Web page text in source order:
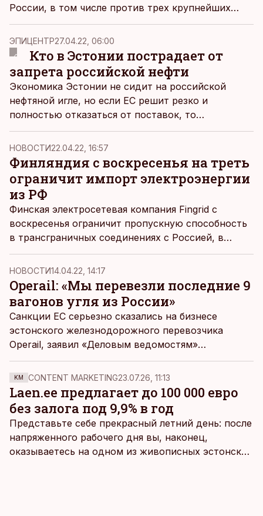
России, в том числе против трех крупнейших
российских государственных телеканалов,
передает ABC News.
ЭПИЦЕНТР27.04.22, 06:00
Кто в Эстонии пострадает от
запрета российской нефти
Экономика Эстонии не сидит на российской
нефтяной игле, но если ЕС решит резко и
полностью отказаться от поставок, то
пострадавшие будут.
НОВОСТИ22.04.22, 16:57
Финляндия с воскресенья на треть
ограничит импорт электроэнергии
из РФ
Финская электросетевая компания Fingrid с
воскресенья ограничит пропускную способность
в трансграничных соединениях с Россией, в
результате чего импортная мощность снизится с
1300 МВт до 900 МВт, говорится в сообщении
компании.
НОВОСТИ14.04.22, 14:17
Operail: «Мы перевезли последние 9
вагонов угля из России»
Санкции ЕС серьезно сказались на бизнесе
эстонского железнодорожного перевозчика
Operail, заявил «Деловым ведомостям»
председатель правления AS Operail Рауль
Тоомсалу.
KM CONTENT MARKETING23.07.26, 11:13
Laen.ee предлагает до 100 000 евро
без залога под 9,9% в год
Представьте себе прекрасный летний день: после
напряженного рабочего дня вы, наконец,
оказываетесь на одном из живописных эстонских